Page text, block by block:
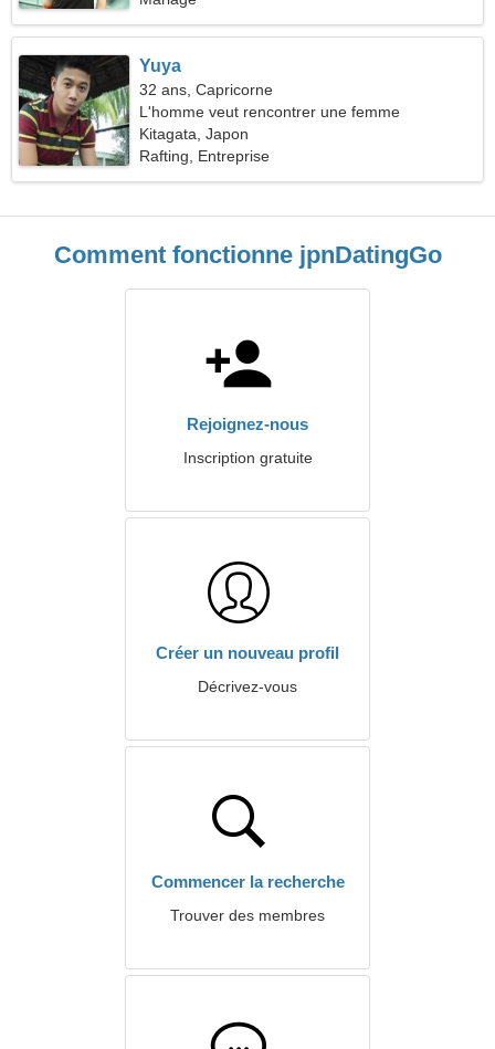
Yuya
32 ans, Capricorne
L'homme veut rencontrer une femme
Kitagata, Japon
Rafting, Entreprise
Comment fonctionne jpnDatingGo
Rejoignez-nous
Inscription gratuite
Créer un nouveau profil
Décrivez-vous
Commencer la recherche
Trouver des membres